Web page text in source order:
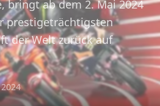
bringt ab dem 2. Mai 2024
prestigeträchtigsten
der Welt zurück auf